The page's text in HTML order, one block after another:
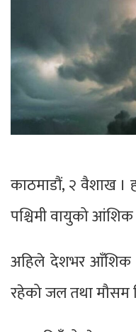
काठमाडौं, २ वैशाख ।
पश्चिमी वायुको आंशिक
अहिले देशभर आँशिक
रहेको जल तथा मौसम